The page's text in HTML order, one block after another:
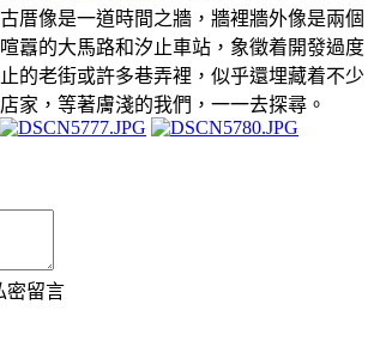
厝像是一道時間之牆，牆裡牆外像是兩個
囂的大馬路和汐止車站，象徵着開發過度
的老街或許多巷弄裡，似乎還埋藏着不少
家，等著膚淺的我們，一一去探尋。
密留言